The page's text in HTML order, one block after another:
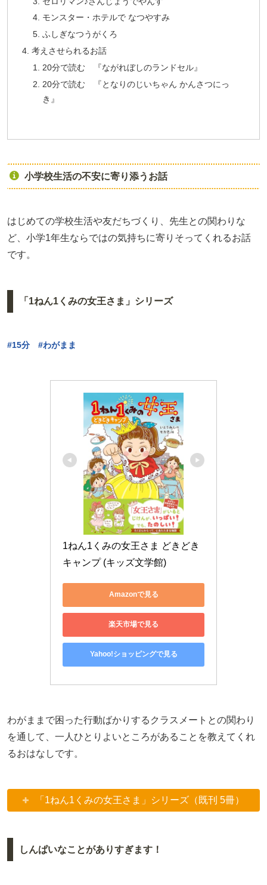
モンスター・ホテルで なつやすみ
ふしぎなつうがくろ
考えさせられるお話
20分で読む 『ながれぼしのランドセル』
20分で読む 『となりのじいちゃん かんさつにっ
き』
小学校生活の不安に寄り添うお話
はじめての学校生活や友だちづくり、先生との関わりな
ど、小学1年生ならではの気持ちに寄りそってくれるお話
です。
「1ねん1くみの女王さま」シリーズ
#15分 #わがまま
1ねん1くみの女王さま どきどき
キャンプ (キッズ文学館)
Amazonで見る
楽天市場で見る
Yahoo!ショッピングで見る
わがままで困った行動ばかりするクラスメートとの関わり
を通して、一人ひとりよいところがあることを教えてくれ
るおはなしです。
「1ねん1くみの女王さま」シリーズ（既刊 5冊）
しんぱいなことがありすぎます！